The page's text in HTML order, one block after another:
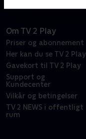
Om TV 2 Play
Priser og abonnement
Her kan du se TV 2 Play
Gavekort til TV 2 Play
Support og
Kundecenter
Vilkår og betingelser
TV 2 NEWS i offentligt
rum